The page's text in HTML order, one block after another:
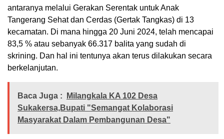
antaranya melalui Gerakan Serentak untuk Anak
Tangerang Sehat dan Cerdas (Gertak Tangkas) di 13
kecamatan. Di mana hingga 20 Juni 2024, telah mencapai
83,5 % atau sebanyak 66.317 balita yang sudah di
skrining. Dan hal ini tentunya akan terus dilakukan secara
berkelanjutan.
Baca Juga :
Milangkala KA 102 Desa
Sukakersa,Bupati "Semangat Kolaborasi
Masyarakat Dalam Pembangunan Desa"